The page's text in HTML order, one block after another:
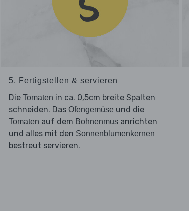
5. Fertigstellen & servieren
Die Tomaten in ca. 0,5cm breite Spalten
schneiden. Das Ofengemüse und die
Tomaten auf dem Bohnenmusanrichten
und alles mit den Sonnenblumenkernen
bestreut servieren.